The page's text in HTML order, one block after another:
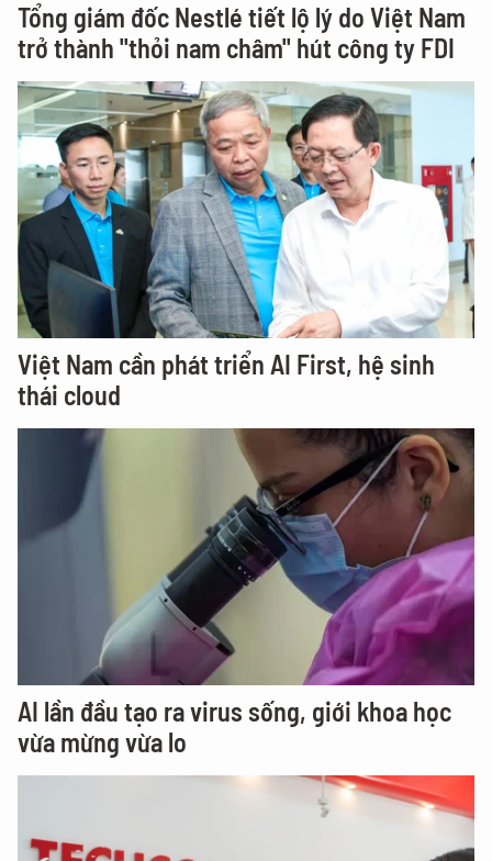
Tổng giám đốc Nestlé tiết lộ lý do Việt Nam
trở thành "thỏi nam châm" hút công ty FDI
Việt Nam cần phát triển AI First, hệ sinh
thái cloud
AI lần đầu tạo ra virus sống, giới khoa học
vừa mừng vừa lo